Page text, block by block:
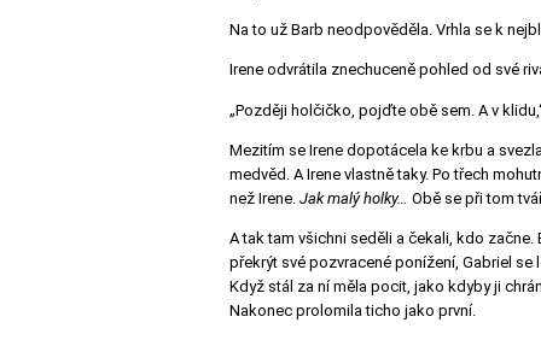
Na to už Barb neodpověděla. Vrhla se k
Irene odvrátila znechuceně pohled od své
„Později holčičko, pojďte obě sem. A v
Mezitím se Irene dopotácela ke krbu a
medvěd. A Irene vlastně taky. Po třech
než Irene. Jak malý holky… Obě se při tom
A tak tam všichni seděli a čekali, kdo
překrýt své pozvracené ponížení, Gabriel
Když stál za ní měla pocit, jako kdyby ji
Nakonec prolomila ticho jako první.